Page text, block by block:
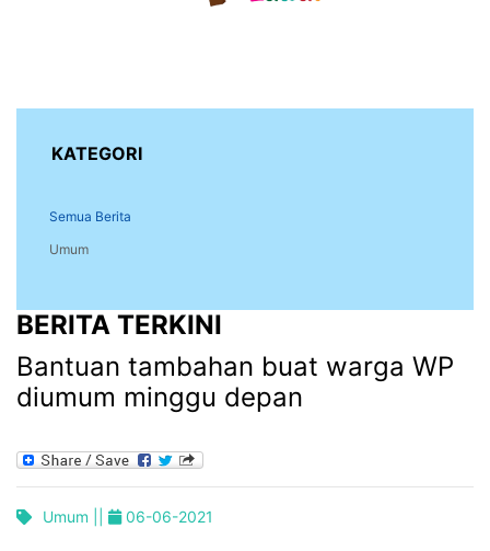
KATEGORI
Semua Berita
Umum
BERITA TERKINI
Bantuan tambahan buat warga WP
diumum minggu depan
Umum || 06-06-2021